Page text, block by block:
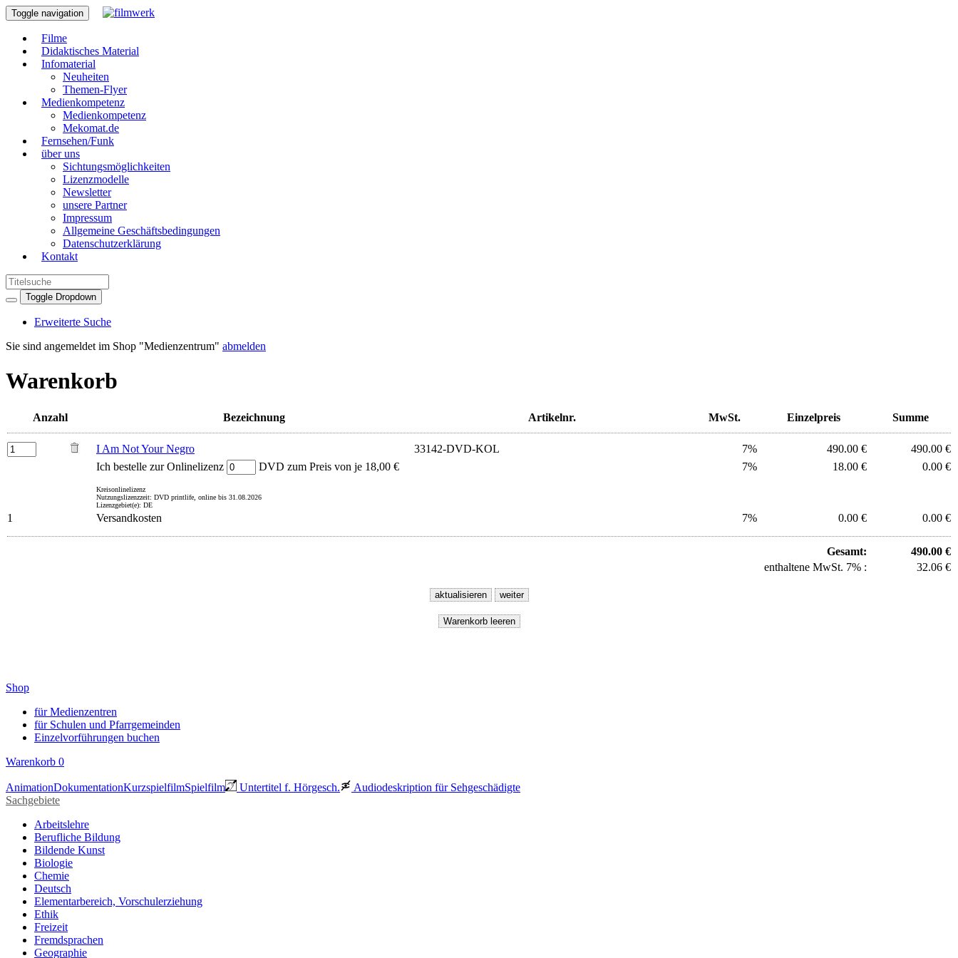
Toggle navigation
Filme
Didaktisches Material
Infomaterial
Neuheiten
Themen-Flyer
Medienkompetenz
Medienkompetenz
Mekomat.de
Fernsehen/Funk
über uns
Sichtungsmöglichkeiten
Lizenzmodelle
Newsletter
unsere Partner
Impressum
Allgemeine Geschäftsbedingungen
Datenschutzerklärung
Kontakt
Toggle Dropdown
Erweiterte Suche
Sie sind angemeldet im Shop "Medienzentrum" abmelden
Warenkorb
Anzahl Bezeichnung Artikelnr. MwSt. Einzelpreis Summe
I Am Not Your Negro 33142-DVD-KOL 7% 490.00 €
490.00 €
Ich bestelle zur Onlinelizenz
DVD zum Preis von je 18,00 € 7% 18.00 € 0.00 €
Kreisonlinelizenz
Nutzungslizenzzeit: DVD printlife, online bis 31.08.2026
Lizenzgebiet(e): DE
1 Versandkosten 7% 0.00 € 0.00 €
Gesamt:
490.00 €
enthaltene MwSt. 7% :
32.06 €
Shop
für Medienzentren
für Schulen und Pfarrgemeinden
Einzelvorführungen buchen
Warenkorb 0
AnimationDokumentationKurzspielfilmSpielfilm Untertitel f. Hörgesch.
Audiodeskription für Sehgeschädigte
Sachgebiete
Arbeitslehre
Berufliche Bildung
Bildende Kunst
Biologie
Chemie
Deutsch
Elementarbereich, Vorschulerziehung
Ethik
Freizeit
Fremdsprachen
Geographie